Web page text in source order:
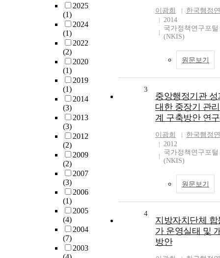
2025
(1)
2024
(1)
2022
(2)
2020
(1)
2019
(1)
2014
(3)
2013
(3)
2012
(2)
2009
(2)
2007
(3)
2006
(1)
2005
(4)
2004
(7)
2003
이광희
한국행정
2014
국가정책연구포털
(NKIS)
원문보기
3
중앙행정기관 성
대한 중장기 관
계 구축방안 연구
이광희
한국행정
2012
국가정책연구포털
(NKIS)
원문보기
4
지방자치단체 합
가 운영실태 및
방안